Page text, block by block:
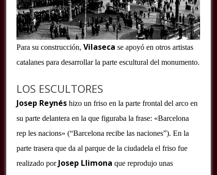
Para su construcción,Vilaseca se apoyó en otros artistas
catalanes para desarrollar la parte escultural del monumento.
LOS ESCULTORES
Josep Reynés hizo un friso en la parte frontal del arco en
su parte delantera en la que figuraba la frase: «Barcelona
rep les nacions» (“Barcelona recibe las naciones”). En la
parte trasera que da al parque de la ciudadela el friso fue
realizado porJosep Llimona que reprodujo unas